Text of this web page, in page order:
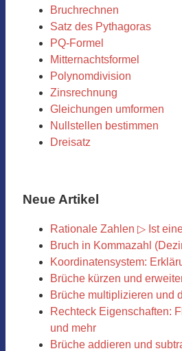
Bruchrechnen
Satz des Pythagoras
PQ-Formel
Mitternachtsformel
Polynomdivision
Zinsrechnung
Gleichungen umformen
Nullstellen bestimmen
Dreisatz
Neue Artikel
Rationale Zahlen ▷ Ist
Bruch in Kommazahl
Koordinatensystem:
Brüche kürzen und
Brüche multiplizieren und
Rechteck Eigenschaften:
und mehr
Brüche addieren und